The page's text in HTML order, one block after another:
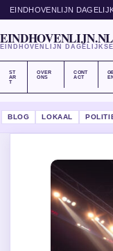
EINDHOVENLIJN
EINDHOVENLIJN.NL
EINDHOVENLIJN
ST
AR
T
OVER
ONS
CONT
ACT
BLOG LOKAAL